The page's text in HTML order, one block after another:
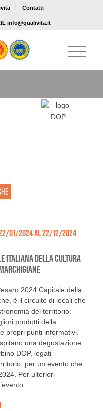
Contatti
info@qualivita.it
22/01/2024 AL 22/12/2024
ITALIANA DELLA CULTURA
2024 Capitale della
è il circuito di locali che
del territorio.
prodotti della
propri punti informativi.
una degustazione
DOP, legati
per un evento che
Per ulteriori